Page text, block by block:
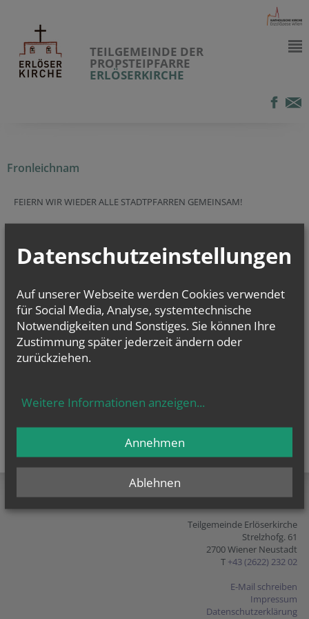
TEILGEMEINDE DER
PROPSTEIPFARRE
ERLÖSERKIRCHE
Fronleichnam
FEIERN WIR WIEDER ALLE STADTPFARREN GEMEINSAM!
Teilgemeinde Erlöserkirche
Strelzhofg. 61
2700 Wiener Neustadt
T +43 (2622) 232 02
E-Mail schreiben
Impressum
Datenschutzerklärung
Datenschutzeinstellungen
Auf unserer Webseite werden Cookies verwendet
für Social Media, Analyse, systemtechnische
Notwendigkeiten und Sonstiges. Sie können Ihre
Zustimmung später jederzeit ändern oder
zurückziehen.
Weitere Informationen anzeigen...
Ablehnen
Annehmen